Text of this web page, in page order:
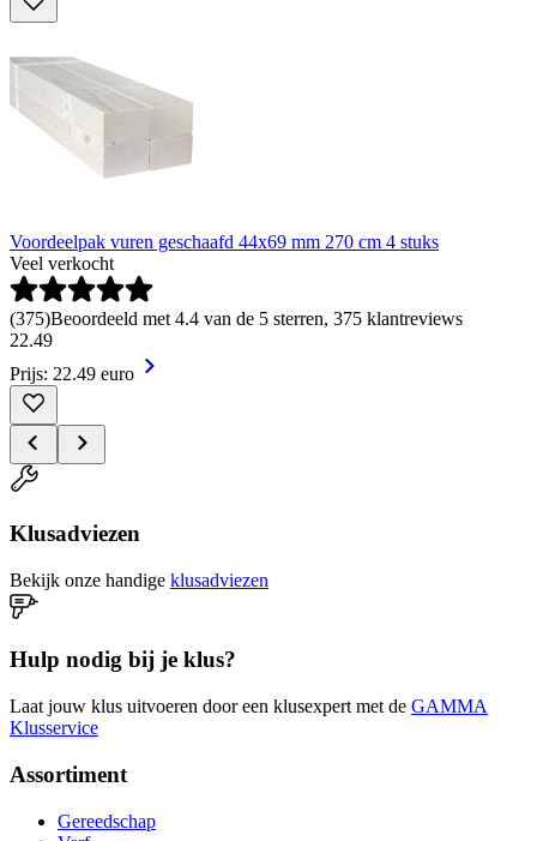
Voordeelpak vuren geschaafd 44x69 mm 270 cm 4 stuks
Veel verkocht
(375)Beoordeeld met 4.4 van de 5 sterren, 375 klantreviews
22.49
Prijs: 22.49 euro
Klusadviezen
Bekijk onze handige klusadviezen
Hulp nodig bij je klus?
Laat jouw klus uitvoeren door een klusexpert met de GAMMA
Klusservice
Assortiment
Gereedschap